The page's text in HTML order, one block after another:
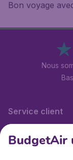
Bon voyage
Nous
Service client
BudgetAir.fr
BudgetAir